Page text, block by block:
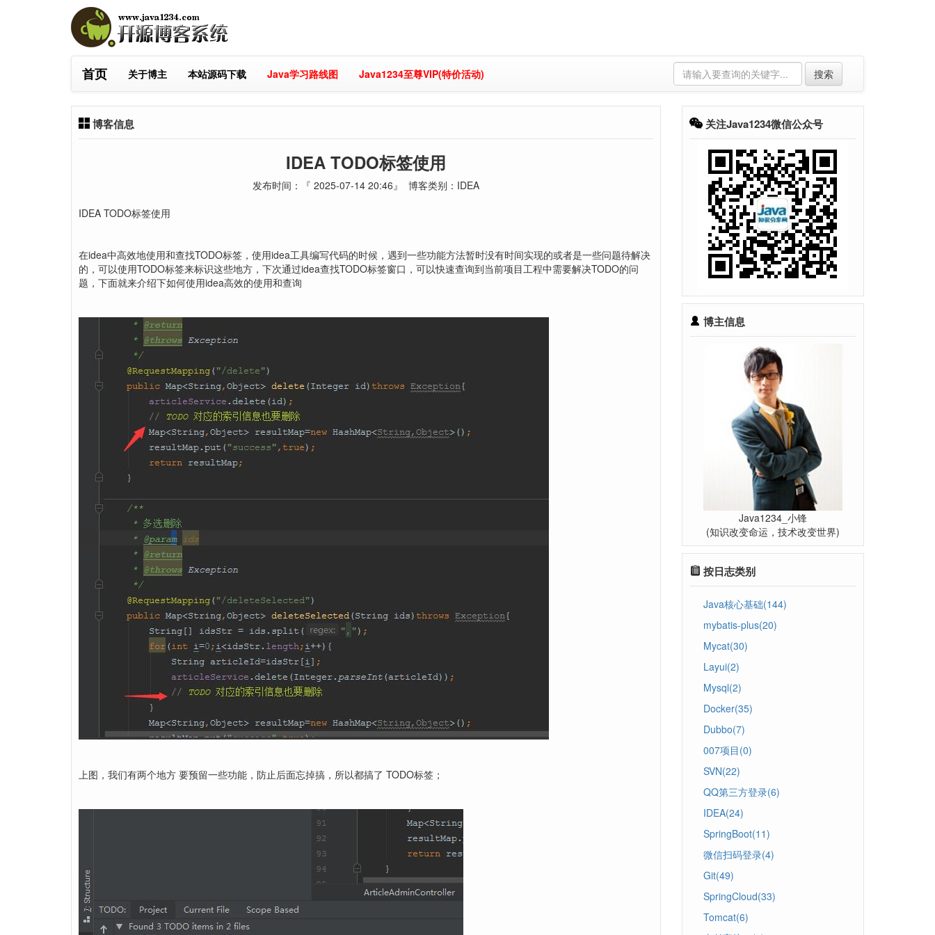
首页 关于博主 本站源码下载 Java学习路线图 Java1234至尊VIP(特价活动) 搜索
博客信息
IDEA TODO标签使用
发布时间：『 2025-07-14 20:46』 博客类别：IDEA
IDEA TODO标签使用
在idea中高效地使用和查找TODO标签，使用idea工具编写代码的时候，遇到一些功能方法暂时没有时间实现的或者是一些问题待解决
的，可以使用TODO标签来标识这些地方，下次通过idea查找TODO标签窗口，可以快速查询到当前项目工程中需要解决TODO的问
题，下面就来介绍下如何使用idea高效的使用和查询
上图，我们有两个地方 要预留一些功能，防止后面忘掉搞，所以都搞了 TODO标签；
关注Java1234微信公众号
博主信息
Java1234_小锋
(知识改变命运，技术改变世界)
按日志类别
Java核心基础(144)
mybatis-plus(20)
Mycat(30)
Layui(2)
Mysql(2)
Docker(35)
Dubbo(7)
007项目(0)
SVN(22)
QQ第三方登录(6)
IDEA(24)
SpringBoot(11)
微信扫码登录(4)
Git(49)
SpringCloud(33)
Tomcat(6)